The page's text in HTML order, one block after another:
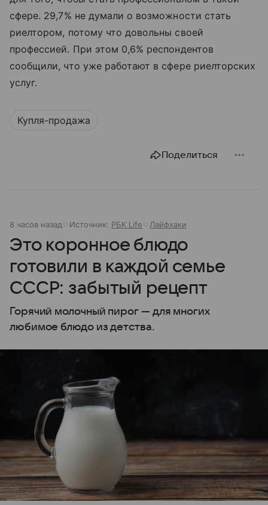
сфере. 29,7% не думали о возможности стать
риелтором, потому что довольны своей
профессией. При этом 0,6% респондентов
сообщили, что уже работают в сфере риелторских
услуг.
Купля-продажа
Поделиться
8 часов назад Источник: РБК Life Лайфхаки
Это коронное блюдо
готовили в каждой семье
СССР: забытый рецепт
Горячий молочный пирог — для многих
любимое блюдо из детства.